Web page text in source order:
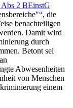
Abs 2 BEinstG
“, die
benachteiligen
Damit wird
durch
Betont sei
Abwesenheiten
von Menschen
einem